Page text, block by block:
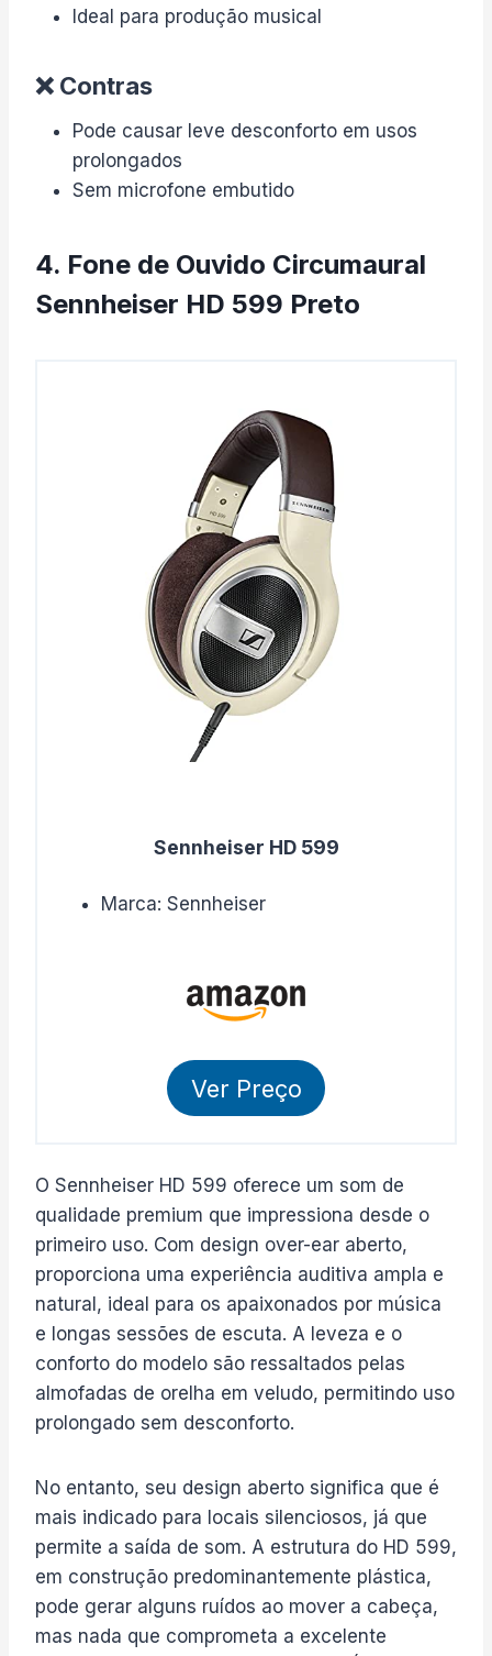
Ideal para produção musical
❌ Contras
Pode causar leve desconforto em usos
prolongados
Sem microfone embutido
4. Fone de Ouvido Circumaural
Sennheiser HD 599 Preto
Sennheiser HD 599
Marca: Sennheiser
Ver Preço
O Sennheiser HD 599 oferece um som de
qualidade premium que impressiona desde o
primeiro uso. Com design over-ear aberto,
proporciona uma experiência auditiva ampla e
natural, ideal para os apaixonados por música
e longas sessões de escuta. A leveza e o
conforto do modelo são ressaltados pelas
almofadas de orelha em veludo, permitindo uso
prolongado sem desconforto.
No entanto, seu design aberto significa que é
mais indicado para locais silenciosos, já que
permite a saída de som. A estrutura do HD 599,
em construção predominantemente plástica,
pode gerar alguns ruídos ao mover a cabeça,
mas nada que comprometa a excelente